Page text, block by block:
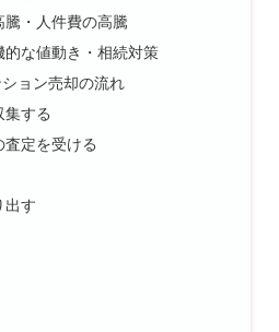
・人件費の高騰
的な値動き・相続対策
ョン売却の流れ
集する
定を受ける
出す